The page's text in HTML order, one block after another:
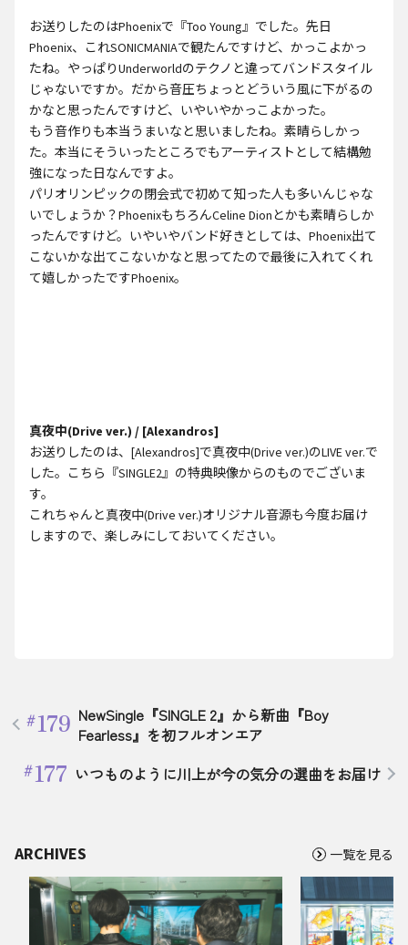
お送りしたのはPhoenixで『Too Young』でした。先日
Phoenix、これSONICMANIAで観たんですけど、かっこよかっ
たね。やっぱりUnderworldのテクノと違ってバンドスタイル
じゃないですか。だから音圧ちょっとどういう風に下がるの
かなと思ったんですけど、いやいやかっこよかった。
もう音作りも本当うまいなと思いましたね。素晴らしかっ
た。本当にそういったところでもアーティストとして結構勉
強になった日なんですよ。
パリオリンピックの閉会式で初めて知った人も多いんじゃな
いでしょうか？PhoenixもちろんCeline Dionとかも素晴らしか
ったんですけど。いやいやバンド好きとしては、Phoenix出て
こないかな出てこないかなと思ってたので最後に入れてくれ
て嬉しかったですPhoenix。
真夜中(Drive ver.) / [Alexandros]
お送りしたのは、[Alexandros]で真夜中(Drive ver.)のLIVE ver.で
した。こちら『SINGLE2』の特典映像からのものでございま
す。
これちゃんと真夜中(Drive ver.)オリジナル音源も今度お届け
しますので、楽しみにしておいてください。
179 NewSingle『SINGLE 2』から新曲『Boy
Fearless』を初フルオンエア
177 いつものように川上が今の気分の選曲をお届け
ARCHIVES 一覧を見る